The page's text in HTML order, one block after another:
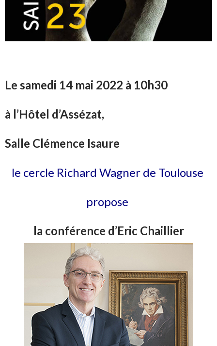
Le samedi 14 mai 2022 à 10h30
à l’Hôtel d’Assézat,
Salle Clémence Isaure
le cercle Richard Wagner de Toulouse
propose
la conférence d’Eric Chaillier